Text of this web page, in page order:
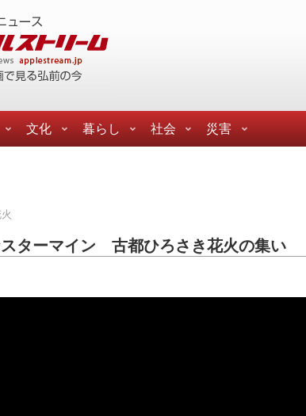
文化 暮らし 社会 災害
ターマイン 古都ひろさき花火の集い